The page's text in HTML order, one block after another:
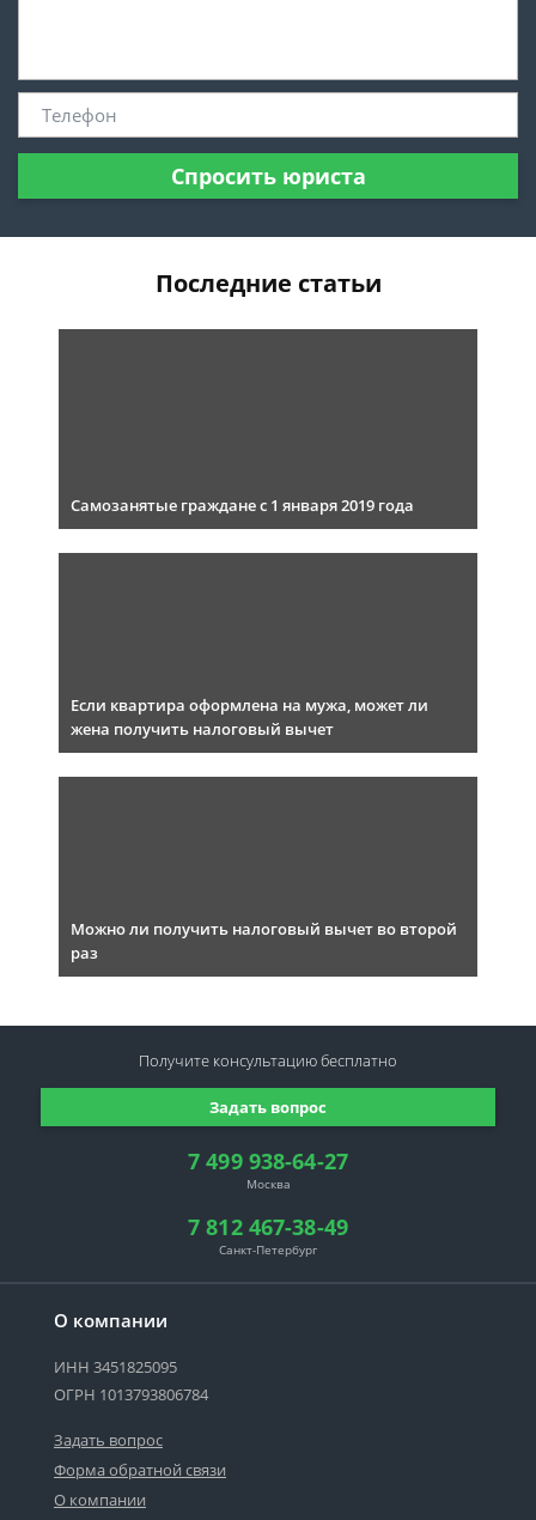
Спросить юриста
Последние статьи
Самозанятые граждане с 1 января 2019 года
Если квартира оформлена на мужа, может ли
жена получить налоговый вычет
Можно ли получить налоговый вычет во второй
раз
О компании
ИНН 3451825095
ОГРН 1013793806784
Задать вопрос
Форма обратной связи
О компании
7 499 938-64-27
Москва
7 812 467-38-49
Санкт-Петербург
Задать вопрос
Получите консультациюбесплатно